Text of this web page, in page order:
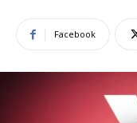
Facebook